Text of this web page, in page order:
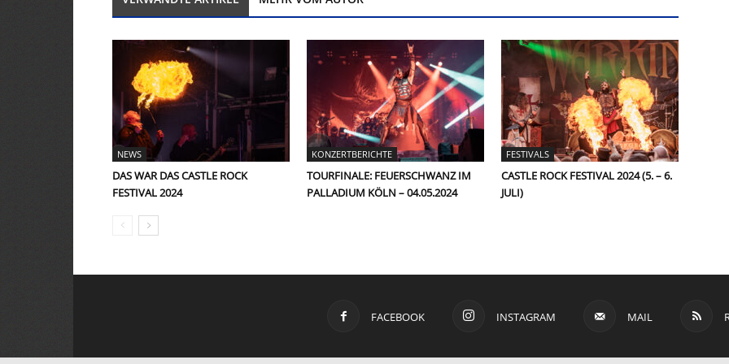
NEWS
DAS WAR DAS CASTLE ROCK
FESTIVAL 2024
KONZERTBERICHTE
TOURFINALE: FEUERSCHWANZ IM
PALLADIUM KÖLN – 04.05.2024
FESTIVALS
CASTLE ROCK FESTIVAL 2024 (5. – 6.
JULI)
FACEBOOK INSTAGRAM MAIL